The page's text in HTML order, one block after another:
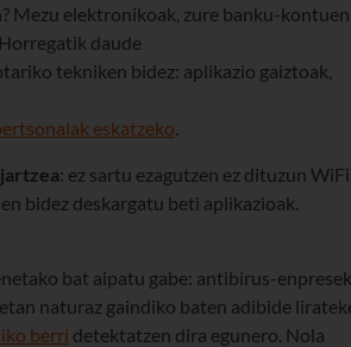
Mezu elektronikoak, zure banku-kontuen
daude
tekniken bidez: aplikazio gaiztoak,
eskatzeko
: ez sartu ezagutzen ez dituzun WiFi
bidez deskargatu beti aplikazioak.
bat aipatu gabe: antibirus-enpresek
naturaz gaindiko baten adibide
berri detektatzen dira egunero. Nola